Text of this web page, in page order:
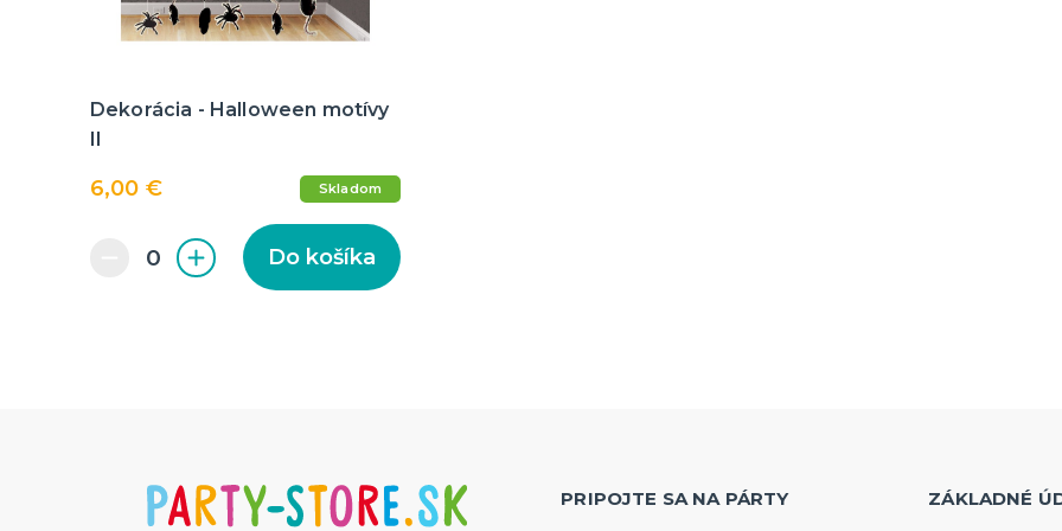
Dekorácia - Halloween motívy
6,00 € Skladom
Do košíka
PRIPOJTE SA NA PÁRTY ZÁKLADNÉ